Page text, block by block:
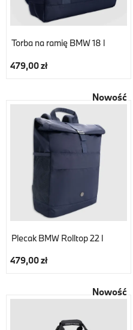
Torba na ramię BMW 18 l
479,00 zł
Nowość
Plecak BMW Rolltop 22 l
479,00 zł
Nowość